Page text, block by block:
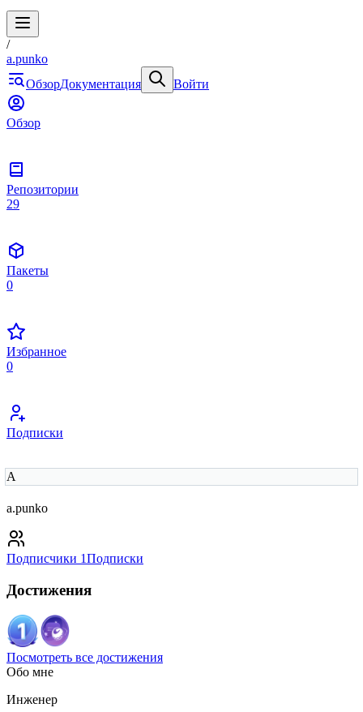
/
a.punko
ОбзорДокументация Войти
Обзор
Репозитории
29
Пакеты
0
Избранное
0
Подписки
A
a.punko
Подписчики 1Подписки
Достижения
Посмотреть все достижения
Обо мне
Инженер